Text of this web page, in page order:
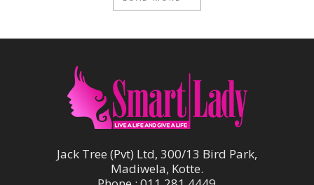
Jack Tree (Pvt) Ltd, 300/13 Bird Park,
Madiwela, Kotte.